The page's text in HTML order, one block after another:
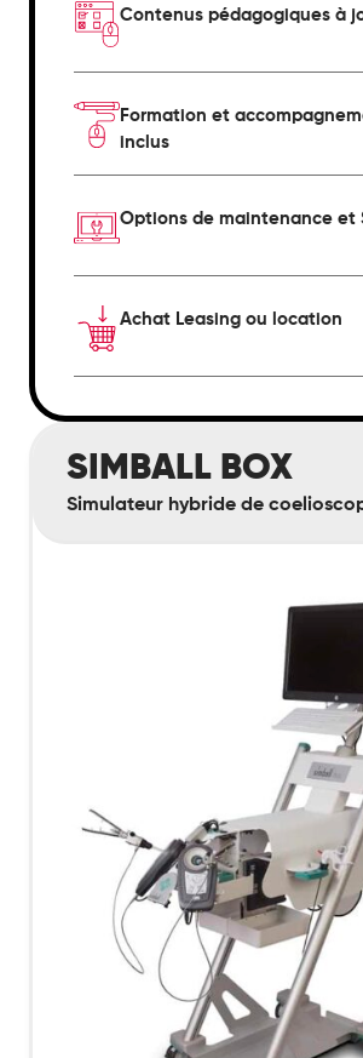
Contenus
Formation et accompagnement
inclus
Options de
Achat Leasing ou location
SIMBALL BOX
Simulateur hybride de